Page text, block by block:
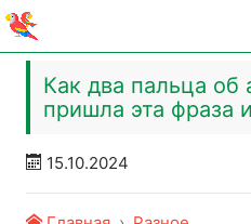
Как два пальца об
пришла эта фраза
15.10.2024